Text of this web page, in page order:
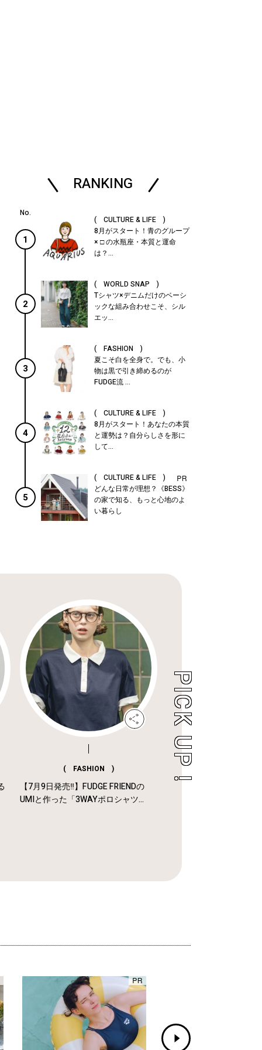
RANKING
1
( CULTURE & LIFE )
8月がスタート！青のグループ
× □ の水瓶座・本質と運命
は？...
2
( WORLD SNAP )
Tシャツ×デニムだけのベーシ
ックな組み合わせこそ、シル
エッ...
3
( FASHION )
夏こそ白を全身で。でも、小
物は黒で引き締めるのが
FUDGE流 ...
4
( CULTURE & LIFE )
8月がスタート！あなたの本質
と運勢は？自分らしさを形に
して...
5
( CULTURE & LIFE )
どんな日常が理想？《BESS》
の家で知る、もっと心地のよ
い暮らし
( FASHION )
【7月9日発売‼︎】FUDGE FRIENDの
UMIと作った「3WAYポロシャツ...